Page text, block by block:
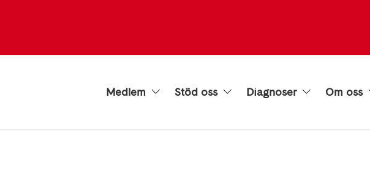
Medlem Stöd oss Diagnoser Om oss